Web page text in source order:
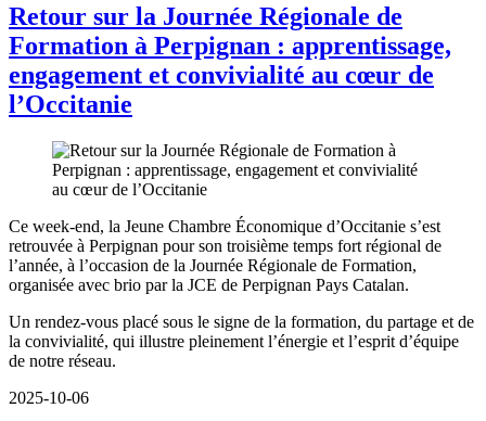
Retour sur la Journée Régionale de
Formation à Perpignan : apprentissage,
engagement et convivialité au cœur de
l’Occitanie
Ce week-end, la Jeune Chambre Économique d’Occitanie s’est
retrouvée à Perpignan pour son troisième temps fort régional de
l’année, à l’occasion de la Journée Régionale de Formation,
organisée avec brio par la JCE de Perpignan Pays Catalan.
Un rendez-vous placé sous le signe de la formation, du partage et de
la convivialité, qui illustre pleinement l’énergie et l’esprit d’équipe
de notre réseau.
2025-10-06